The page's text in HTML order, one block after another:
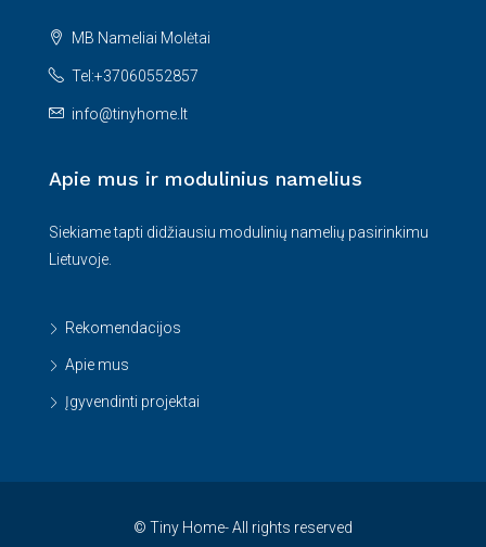
MB Nameliai Molėtai
Tel:+37060552857
info@tinyhome.lt
Apie mus ir modulinius namelius
Siekiame tapti didžiausiu modulinių namelių pasirinkimu
Lietuvoje.
Rekomendacijos
Apie mus
Įgyvendinti projektai
© Tiny Home- All rights reserved